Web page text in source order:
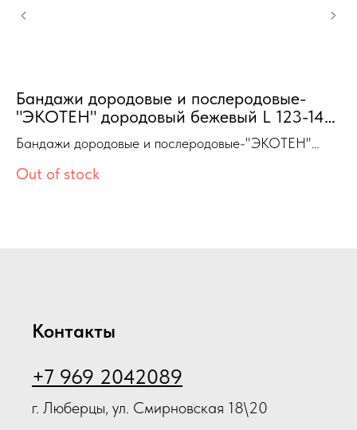
Бандажи дородовые и послеродовые-
"ЭКОТЕН" дородовый бежевый L 123-140
см высота 15см.
Бандажи дородовые и послеродовые-"ЭКОТЕН"
дородовый бежевый L 123-140 см высота 15см.
Out of stock
Контакты
+7 969 2042089
г. Люберцы, ул. Смирновская 18\20